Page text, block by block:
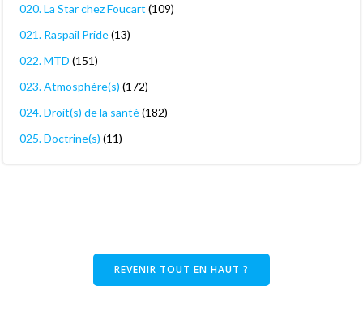
020. La Star chez Foucart (109)
021. Raspail Pride(13)
022. MTD (151)
023. Atmosphère(s) (172)
024. Droit(s) de la santé(182)
025. Doctrine(s) (11)
REVENIR TOUT EN HAUT ?